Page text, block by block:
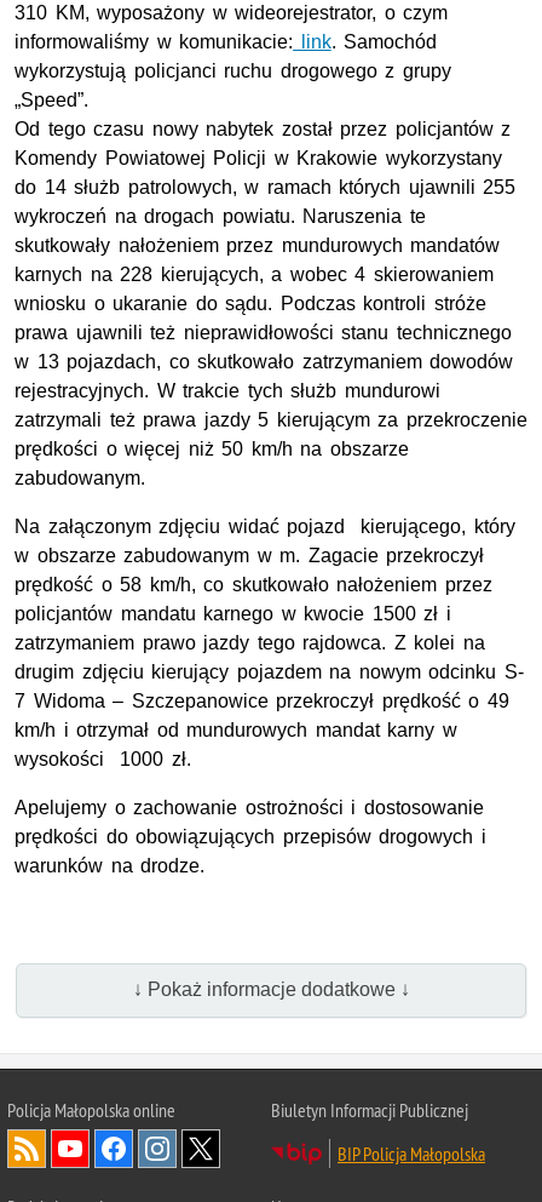
310 KM, wyposażony w wideorejestrator, o czym
informowaliśmy w komunikacie: link. Samochód
wykorzystują policjanci ruchu drogowego z grupy
„Speed”.
Od tego czasu nowy nabytek został przez policjantów z
Komendy Powiatowej Policji w Krakowie wykorzystany
do 14 służb patrolowych, w ramach których ujawnili 255
wykroczeń na drogach powiatu. Naruszenia te
skutkowały nałożeniem przez mundurowych mandatów
karnych na 228 kierujących, a wobec 4 skierowaniem
wniosku o ukaranie do sądu. Podczas kontroli stróże
prawa ujawnili też nieprawidłowości stanu technicznego
w 13 pojazdach, co skutkowało zatrzymaniem dowodów
rejestracyjnych. W trakcie tych służb mundurowi
zatrzymali też prawa jazdy 5 kierującym za przekroczenie
prędkości o więcej niż 50 km/h na obszarze
zabudowanym.
Na załączonym zdjęciu widać pojazd kierującego, który
w obszarze zabudowanym w m. Zagacie przekroczył
prędkość o 58 km/h, co skutkowało nałożeniem przez
policjantów mandatu karnego w kwocie 1500 zł i
zatrzymaniem prawo jazdy tego rajdowca. Z kolei na
drugim zdjęciu kierujący pojazdem na nowym odcinku S-
7 Widoma – Szczepanowice przekroczył prędkość o 49
km/h i otrzymał od mundurowych mandat karny w
wysokości 1000 zł.
Apelujemy o zachowanie ostrożności i dostosowanie
prędkości do obowiązujących przepisów drogowych i
warunków na drodze.
↓ Pokaż informacje dodatkowe ↓
Policja Małopolska online
Biuletyn Informacji Publicznej
BIP Policja Małopolska